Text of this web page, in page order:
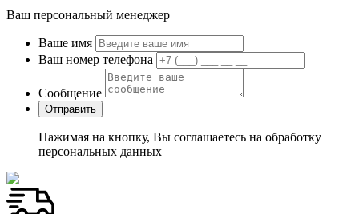
Ваш персональный менеджер
Ваше имя
Ваш номер телефона
Сообщение
Нажимая на кнопку, Вы соглашаетесь на обработку
персональных данных